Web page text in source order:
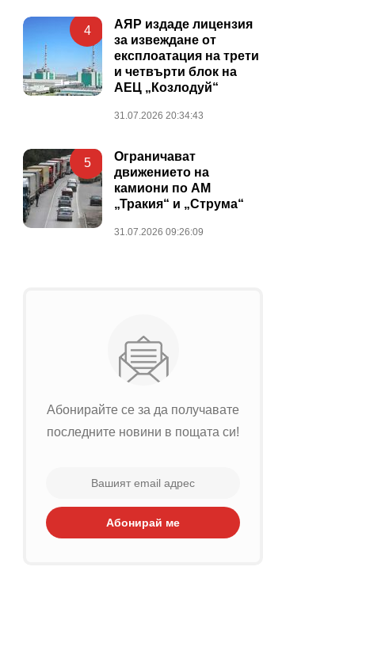
4
АЯР издаде лицензия
за извеждане от
експлоатация на трети
и четвърти блок на
АЕЦ „Козлодуй“
31.07.2026 20:34:43
5
Ограничават
движението на
камиони по АМ
„Тракия“ и „Струма“
31.07.2026 09:26:09
Абонирайте се за да получавате
последните новини в пощата си!
Абонирай ме